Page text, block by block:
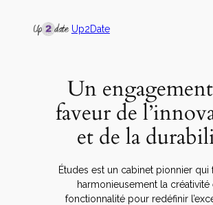
Up2Date
Un
faveur de
et de la
Études est un cabinet pionnier qui
harmonieusement la créativité
fonctionnalité pour redéfinir